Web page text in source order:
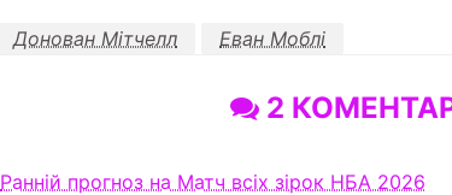
Донован Мітчелл Еван Моблі
2
Ранній прогноз на Матч всіх зірок НБА 2026